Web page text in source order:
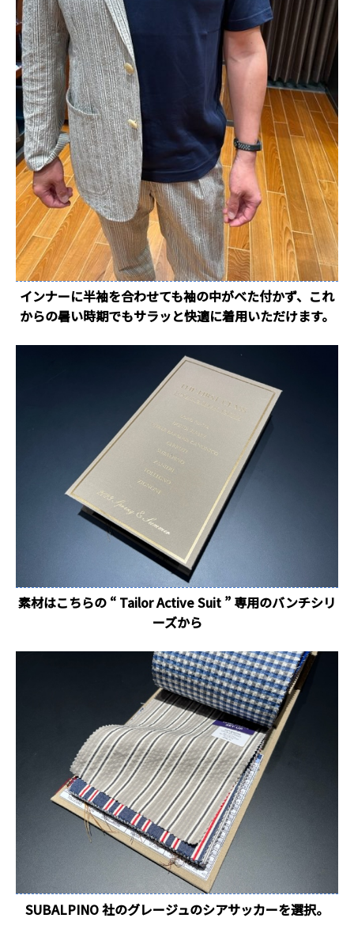
インナーに半袖を合わせても袖の中がべた付かず、これ
からの暑い時期でもサラッと快適に着用いただけます。
素材はこちらの “ Tailor Active Suit ” 専用のバンチシリ
ーズから
SUBALPINO 社のグレージュのシアサッカーを選択。